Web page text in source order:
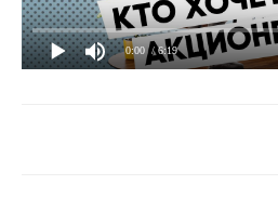
0:00 / 6:19